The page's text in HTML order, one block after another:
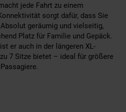
jede Fahrt zu einem
sorgt dafür, dass Sie
geräumig und vielseitig,
Platz für Familie und Gepäck.
er auch in der längeren XL-
7 Sitze bietet – ideal für größere